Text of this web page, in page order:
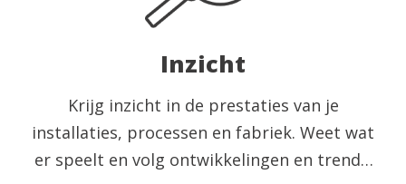
Inzicht
Krijg inzicht in de prestaties van je
installaties, processen en fabriek. Weet wat
er speelt en volg ontwikkelingen en trends.